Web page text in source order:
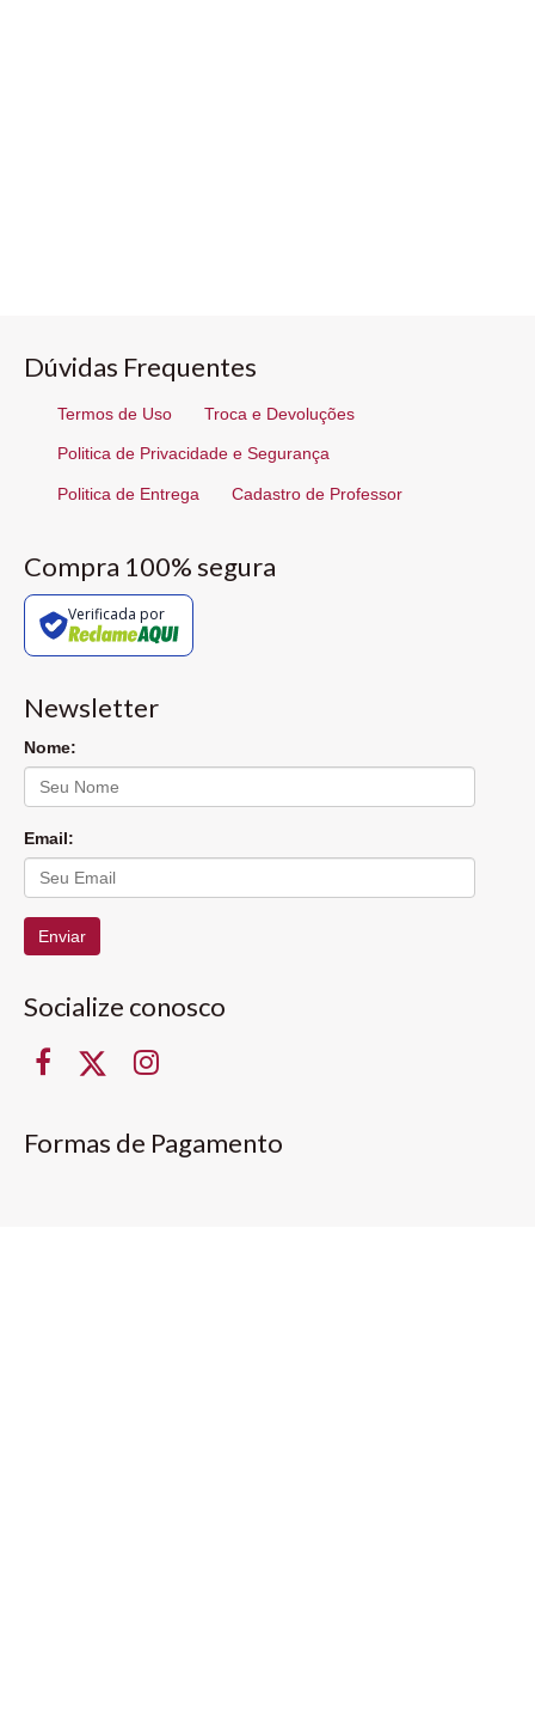
Dúvidas Frequentes
Termos de Uso Troca e Devoluções
Politica de Privacidade e Segurança
Politica de Entrega Cadastro de Professor
Compra 100% segura
Verificada por
Newsletter
Nome:
Email:
Enviar
Socialize conosco
Formas de Pagamento